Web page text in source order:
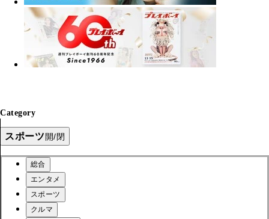
Category
スポーツ開/閉
総合
エンタメ
スポーツ
クルマ